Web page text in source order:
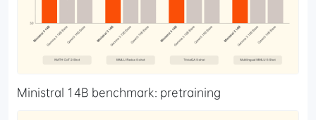
Ministral 14B benchmark: pretraining